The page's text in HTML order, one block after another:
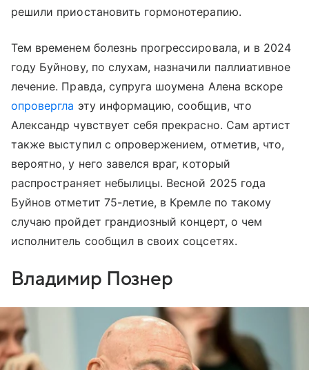
решили приостановить гормонотерапию.
Тем временем болезнь прогрессировала, и в 2024
году Буйнову, по слухам, назначили паллиативное
лечение. Правда, супруга шоумена Алена вскоре
опровергла эту информацию, сообщив, что
Александр чувствует себя прекрасно. Сам артист
также выступил с опровержением, отметив, что,
вероятно, у него завелся враг, который
распространяет небылицы. Весной 2025 года
Буйнов отметит 75-летие, в Кремле по такому
случаю пройдет грандиозный концерт, о чем
исполнитель сообщил в своих соцсетях.
Владимир Познер